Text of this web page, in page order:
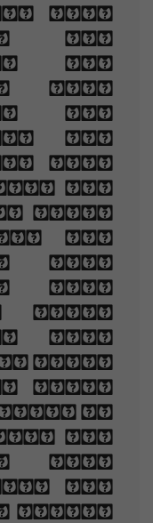
full
And
the
And
and
soft
had
their
How
your
glad
loved
with
true,
loved
in
the
your
And
beside